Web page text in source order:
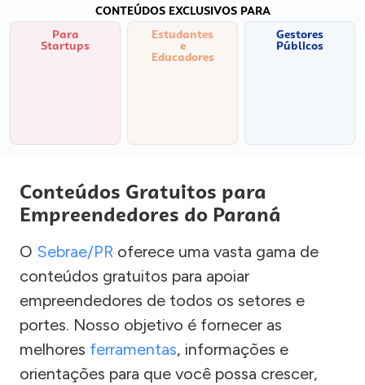
CONTEÚDOS EXCLUSIVOS PARA
Para
Startups
Estudantes
e
Educadores
Gestores
Públicos
Conteúdos Gratuitos para
Empreendedores do Paraná
O Sebrae/PR oferece uma vasta gama de
conteúdos gratuitos para apoiar
empreendedores de todos os setores e
portes. Nosso objetivo é fornecer as
melhores ferramentas, informações e
orientações para que você possa crescer,